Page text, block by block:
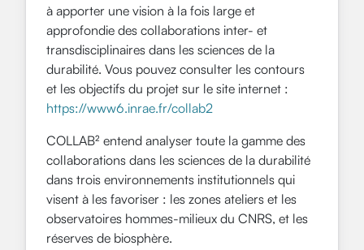
à apporter une vision à la fois large et
approfondie des collaborations inter- et
transdisciplinaires dans les sciences de la
durabilité. Vous pouvez consulter les contours
et les objectifs du projet sur le site internet :
https://www6.inrae.fr/collab2
COLLAB² entend analyser toute la gamme des
collaborations dans les sciences de la durabilité
dans trois environnements institutionnels qui
visent à les favoriser : les zones ateliers et les
observatoires hommes-milieux du CNRS, et les
réserves de biosphère.